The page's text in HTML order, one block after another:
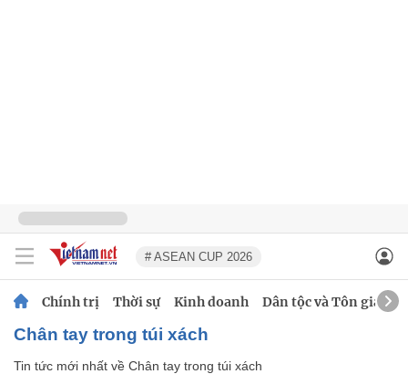
# ASEAN CUP 2026
Chính trị Thời sự Kinh doanh Dân tộc và Tôn giáo
Chân tay trong túi xách
Tin tức mới nhất về Chân tay trong túi xách